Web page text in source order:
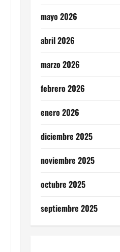
mayo 2026
abril 2026
marzo 2026
febrero 2026
enero 2026
diciembre 2025
noviembre 2025
octubre 2025
septiembre 2025